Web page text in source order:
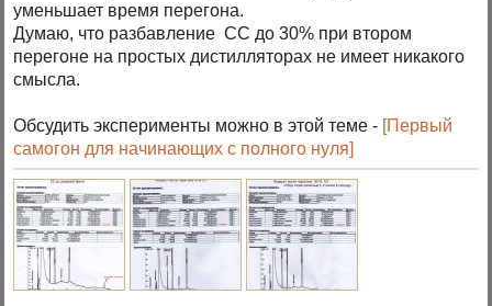
уменьшает время перегона.
Думаю, что разбавление СС до 30% при втором
перегоне на простых дистилляторах не имеет никакого
смысла.
Обсудить эксперименты можно в этой теме - [Первый
самогон для начинающих с полного нуля]